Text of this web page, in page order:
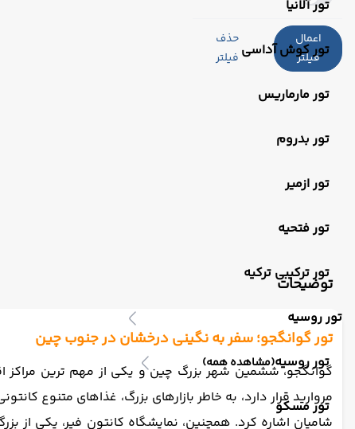
تور آلانیا
تور کوش آداسی
تور مارماریس
تور بدروم
تور ازمیر
تور فتحیه
تور ترکیبی ترکیه
تور روسیه
تور روسیه(مشاهده همه)
تور مسکو
اعمال
فیلتر
حذف
فیلتر
توضیحات
تور گوانگجو؛ سفر به نگینی درخشان در جنوب چین
گوانگجو، ششمین شهر بزرگ چین و یکی از مهم ترین
مروارید قرار دارد، به خاطر بازارهای بزرگ، غذاهای متنوع
شامیان اشاره کرد. همچنین، نمایشگاه کانتون فیر، یکی از